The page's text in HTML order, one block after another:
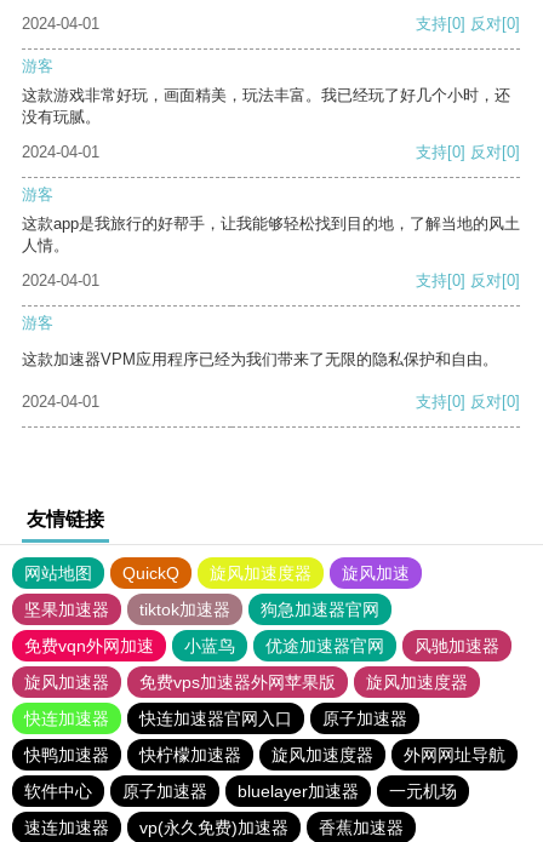
2024-04-01
支持[0] 反对[0]
游客
这款游戏非常好玩，画面精美，玩法丰富。我已经玩了好几个小时，还
没有玩腻。
2024-04-01
支持[0] 反对[0]
游客
这款app是我旅行的好帮手，让我能够轻松找到目的地，了解当地的风土
人情。
2024-04-01
支持[0] 反对[0]
游客
这款加速器VPM应用程序已经为我们带来了无限的隐私保护和自由。
2024-04-01 支持[0] 反对[0]
友情链接
网站地图 QuickQ 旋风加速度器
旋风加速
坚果加速器
tiktok加速器
狗急加速器官网
免费vqn外网加速
小蓝鸟 优途加速器官网
风驰加速器
旋风加速器
免费vps加速器外网苹果版
旋风加速度器
快连加速器
快连加速器官网入口
原子加速器
快鸭加速器
快柠檬加速器 旋风加速度器
外网网址导航
软件中心
原子加速器 bluelayer加速器
一元机场
速连加速器
vp(永久免费)加速器 香蕉加速器